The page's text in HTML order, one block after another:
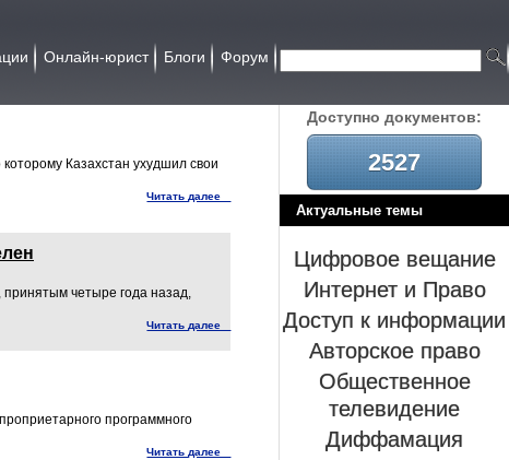
Онлайн-юрист Блоги Форум
Доcтупно документов:
2527
Актуальные темы
Цифровое вещание
Интернет и Право
Доступ к информации
Авторское право
Общественное
телевидение
Диффамация
Казахстан ухудшил свои
Читать далее
четыре года назад,
Читать далее
программного
Читать далее